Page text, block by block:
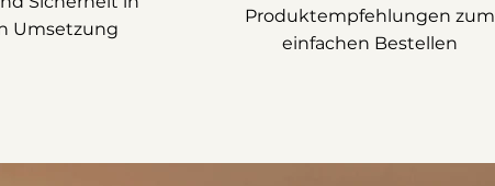
Umsetzung
Produktempfehlungen zum
einfachen Bestellen